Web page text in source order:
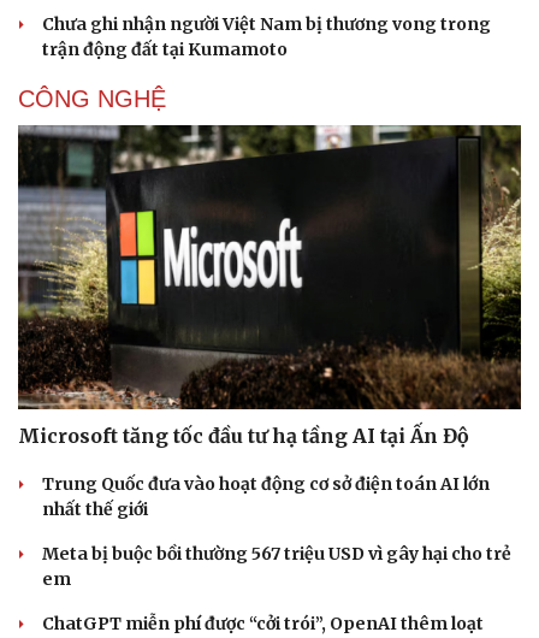
Chưa ghi nhận người Việt Nam bị thương vong trong
trận động đất tại Kumamoto
CÔNG NGHỆ
Microsoft tăng tốc đầu tư hạ tầng AI tại Ấn Độ
Trung Quốc đưa vào hoạt động cơ sở điện toán AI lớn
nhất thế giới
Meta bị buộc bồi thường 567 triệu USD vì gây hại cho trẻ
em
ChatGPT miễn phí được “cởi trói”, OpenAI thêm loạt